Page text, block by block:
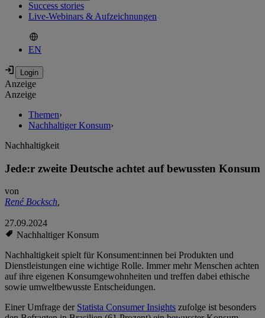
Success stories
Live-Webinars & Aufzeichnungen
EN
Anzeige
Anzeige
Themen›
Nachhaltiger Konsum›
Nachhaltigkeit
Jede:r zweite Deutsche achtet auf bewussten Konsum
von
René Bocksch,
27.09.2024
Nachhaltiger Konsum
Nachhaltigkeit spielt für Konsument:innen bei Produkten und
Dienstleistungen eine wichtige Rolle. Immer mehr Menschen achten
auf ihre eigenen Konsumgewohnheiten und treffen dabei ethische
sowie umweltbewusste Entscheidungen.
Einer Umfrage der Statista Consumer Insights zufolge ist besonders